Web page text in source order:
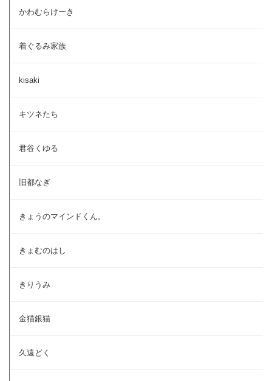
かわむらけーき
着ぐるみ家族
kisaki
キツネたち
君谷くゆる
旧都なぎ
きょうのマインドくん。
きょむのはし
きりうみ
金猫銀猫
久遠どく